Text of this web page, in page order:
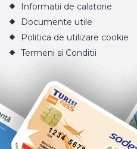
Informatii de calatorie
Documente utile
Politica de utilizare cookie
Termeni si Conditii